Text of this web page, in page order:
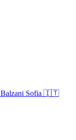
Balzani Sofia 🇮🇹